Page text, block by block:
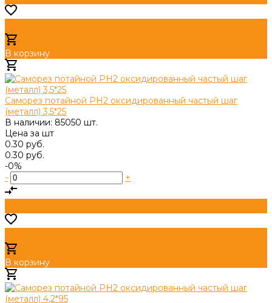
В корзину
Саморез потайной PH2 оксидированный частый шаг
(металл) 3,5*25
В наличии: 85050 шт.
Цена за шт
0.30 руб.
0.30 руб.
-0%
-
+
В корзину